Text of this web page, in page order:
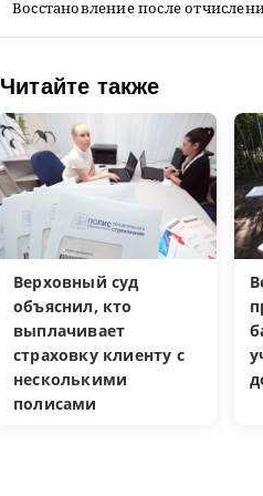
Восстановление после
Читайте также
Верховный суд
объяснил, кто
выплачивает
страховку клиенту с
несколькими
полисами